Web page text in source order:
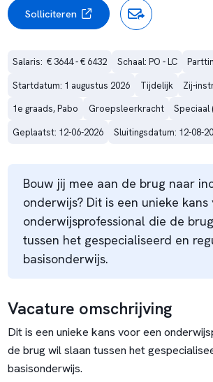
Solliciteren
Salaris:  € 3644 - € 6432 Schaal: PO - LC
Startdatum: 1 augustus 2026
Tijdelijk
Zij-
1e graads, Pabo
Groepsleerkracht
Speciaal
Geplaatst: 12-06-2026
Sluitingsdatum: 12-08-
Bouw jij mee aan de brug naar
onderwijs? Dit is een unieke kans
onderwijsprofessional die de
tussen het gespecialiseerd en
basisonderwijs.
Vacature omschrijving
Dit is een unieke kans voor een
de brug wil slaan tussen het
basisonderwijs.